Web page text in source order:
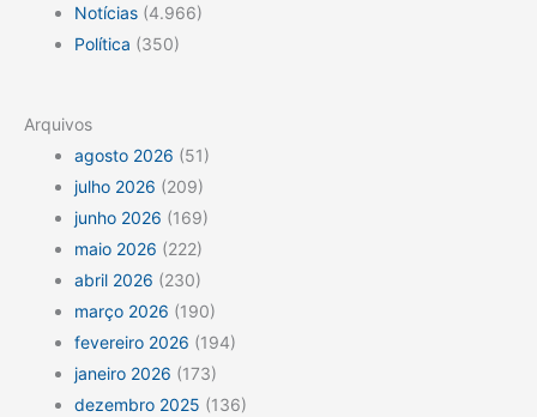
Notícias (4.966)
Política (350)
Arquivos
agosto 2026 (51)
julho 2026 (209)
junho 2026 (169)
maio 2026 (222)
abril 2026 (230)
março 2026 (190)
fevereiro 2026 (194)
janeiro 2026 (173)
dezembro 2025 (136)